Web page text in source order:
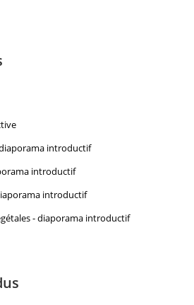
introductif
introductif
introductif
- diaporama introductif